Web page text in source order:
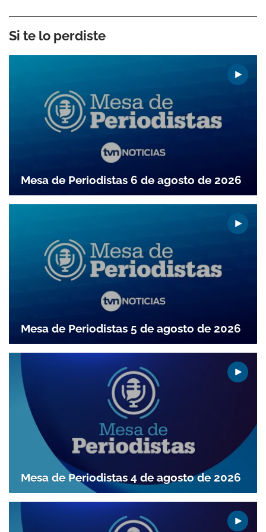
Gracias por suscribirte a nuestro boletín.
ACEPTAR
Si te lo perdiste
Mesa de Periodistas 6 de agosto de 2026
Mesa de Periodistas 5 de agosto de 2026
Mesa de Periodistas 4 de agosto de 2026